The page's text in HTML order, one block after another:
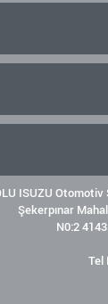
ISUZU
Şekerpınar
N0:2
Tel